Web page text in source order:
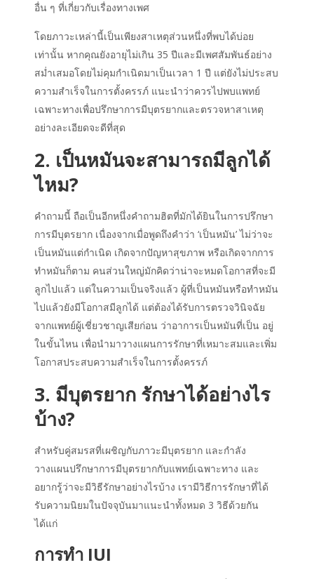
อื่น ๆ ที่เกี่ยวกับเรื่องทางเพศ
โดยภาวะเหล่านี้เป็นเพียงสาเหตุส่วนหนึ่งที่พบได้บ่อย
เท่านั้น หากคุณยังอายุไม่เกิน 35 ปีและมีเพศสัมพันธ์อย่าง
สม่ำเสมอโดยไม่คุมกำเนิดมาเป็นเวลา 1 ปี แต่ยังไม่ประสบ
ความสำเร็จในการตั้งครรภ์ แนะนำว่าควรไปพบแพทย์
เฉพาะทางเพื่อปรึกษาการมีบุตรยากและตรวจหาสาเหตุ
อย่างละเอียดจะดีที่สุด
2. เป็นหมันจะสามารถมีลูกได้
ไหม?
คำถามนี้ ถือเป็นอีกหนึ่งคำถามฮิตที่มักได้ยินในการปรึกษา
การมีบุตรยาก เนื่องจากเมื่อพูดถึงคำว่า ‘เป็นหมัน’ ไม่ว่าจะ
เป็นหมันแต่กำเนิด เกิดจากปัญหาสุขภาพ หรือเกิดจากการ
ทำหมันก็ตาม คนส่วนใหญ่มักคิดว่าน่าจะหมดโอกาสที่จะมี
ลูกไปแล้ว แต่ในความเป็นจริงแล้ว ผู้ที่เป็นหมันหรือทำหมัน
ไปแล้วยังมีโอกาสมีลูกได้ แต่ต้องได้รับการตรวจวินิจฉัย
จากแพทย์ผู้เชี่ยวชาญเสียก่อน ว่าอาการเป็นหมันที่เป็น อยู่
ในขั้นไหน เพื่อนำมาวางแผนการรักษาที่เหมาะสมและเพิ่ม
โอกาสประสบความสำเร็จในการตั้งครรภ์
3. มีบุตรยาก รักษาได้อย่างไร
บ้าง?
สำหรับคู่สมรสที่เผชิญกับภาวะมีบุตรยาก และกำลัง
วางแผนปรึกษาการมีบุตรยากกับแพทย์เฉพาะทาง และ
อยากรู้ว่าจะมีวิธีรักษาอย่างไรบ้าง เรามีวิธีการรักษาที่ได้
รับความนิยมในปัจจุบันมาแนะนำทั้งหมด 3 วิธีด้วยกัน
ได้แก่
การทำ IUI